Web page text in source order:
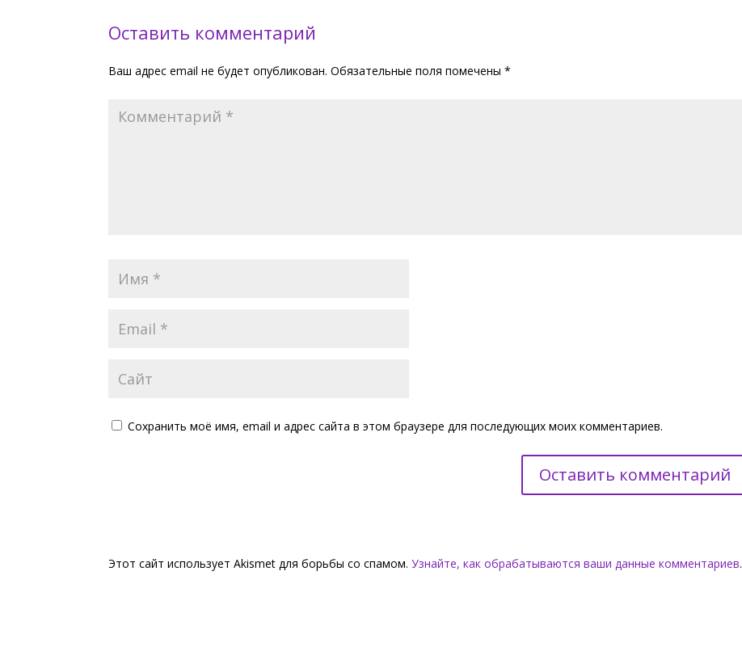
Оставить комментарий
Ваш адрес email не будет опубликован. Обязательные поля помечены*
Сохранить моё имя, email и адрес сайта в этом браузере для последующих моих комментариев.
Этот сайт использует Akismet для борьбы со спамом.Узнайте, как обрабатываются ваши данные комментариев.